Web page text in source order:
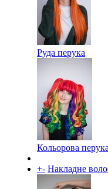
Руда перука
Кольорова перука
+- Накладне